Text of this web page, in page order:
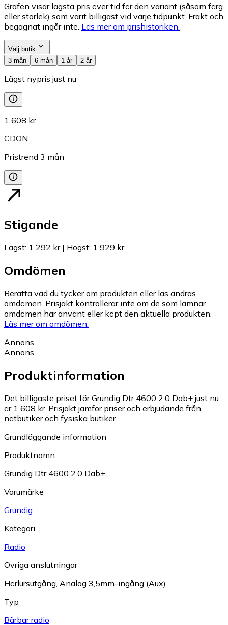
Grafen visar lägsta pris över tid för den variant (såsom färg
eller storlek) som varit billigast vid varje tidpunkt. Frakt och
begagnat ingår inte. Läs mer om prishistoriken.
Välj butik
3 mån
6 mån 1 år 2 år
Lägst nypris just nu
1 608 kr
CDON
Pristrend 3 mån
Stigande
Lägst: 1 292 kr| Högst: 1 929 kr
Omdömen
Berätta vad du tycker om produkten eller läs andras
omdömen. Prisjakt kontrollerar inte om de som lämnar
omdömen har använt eller köpt den aktuella produkten.
Läs mer om omdömen.
Annons
Annons
Produktinformation
Det billigaste priset för Grundig Dtr 4600 2.0 Dab+ just nu
är 1 608 kr. Prisjakt jämför priser och erbjudande från
nätbutiker och fysiska butiker.
Grundläggande information
Produktnamn
Grundig Dtr 4600 2.0 Dab+
Varumärke
Grundig
Kategori
Radio
Övriga anslutningar
Hörlursutgång Analog 3,5mm-ingång (Aux)
Typ
Bärbar radio